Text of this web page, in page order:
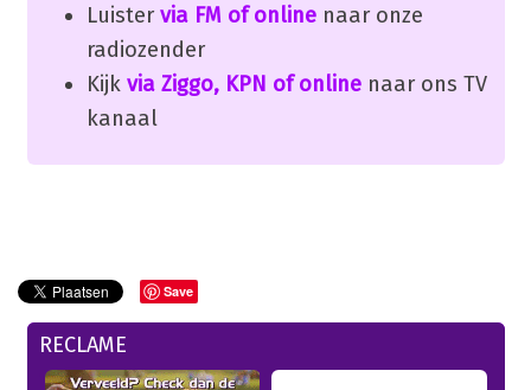
Luister via FM of onlinenaar onze
radiozender
Kijk via Ziggo, KPN of onlinenaar ons TV
kanaal
Save
RECLAME